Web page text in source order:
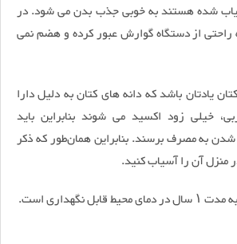
شده هستند به خوبی جذب بدن می شود. در
از دستگاه گوارش عبور کرده و هضم نمی
یادتان باشد که دانه های کتان به دلیل دارا
خیلی زود اکسید می شوند بنابراین باید
شدن به مصرف برسند. بنابراین همان‌طور که ذکر
آن را آسیاب کنید.
نگهداری است.